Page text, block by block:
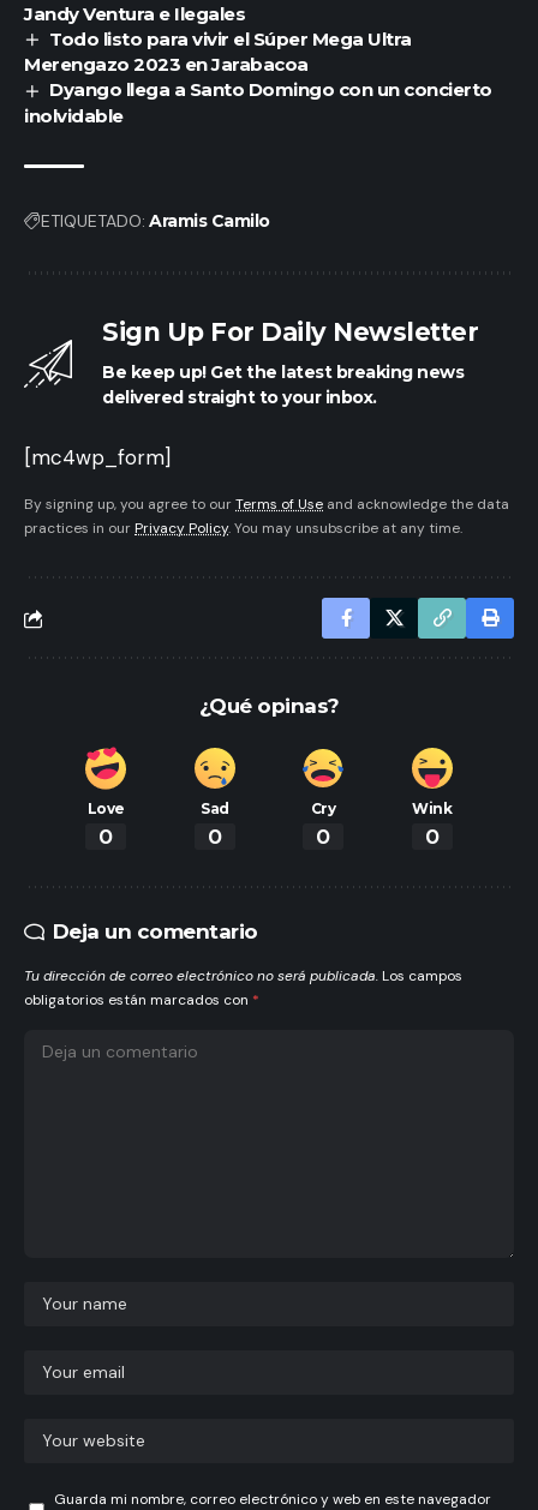
Jandy Ventura e Ilegales
Todo listo para vivir el Súper Mega Ultra
Merengazo 2023 en Jarabacoa
Dyango llega a Santo Domingo con un concierto
inolvidable
ETIQUETADO: Aramis Camilo
Sign Up For Daily Newsletter
Be keep up! Get the latest breaking news
delivered straight to your inbox.
[mc4wp_form]
By signing up, you agree to ourTerms of Use and acknowledge the data
practices in our Privacy Policy. You may unsubscribe at any time.
¿Qué opinas?
Love
0
Sad
0
Cry
0
Wink
0
Deja un comentario
Tu dirección de correo electrónico no será publicada. Los campos
obligatorios están marcados con *
Guarda mi nombre, correo electrónico y web en este navegador